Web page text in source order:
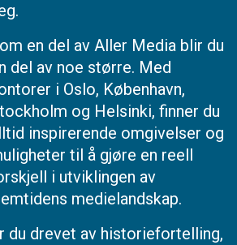
en del av Aller Media blir du
del av noe større. Med
i Oslo, København,
og Helsinki, finner du
inspirerende omgivelser og
til å gjøre en reell
i utviklingen av
medielandskap.
du drevet av historiefortelling,